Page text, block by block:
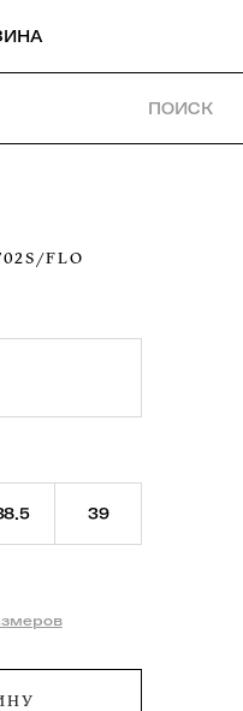
ПОИСК
FLO
38.5 39